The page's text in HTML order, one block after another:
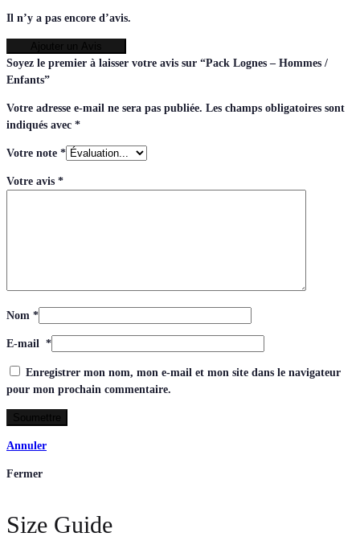
Il n’y a pas encore d’avis.
Soyez le premier à laisser votre avis sur “Pack Lognes – Hommes /
Enfants”
Votre adresse e-mail ne sera pas publiée. Les champs obligatoires sont
indiqués avec *
Votre note *
Votre avis *
Nom *
E-mail *
Enregistrer mon nom, mon e-mail et mon site dans le navigateur
pour mon prochain commentaire.
Annuler
Fermer
Size Guide